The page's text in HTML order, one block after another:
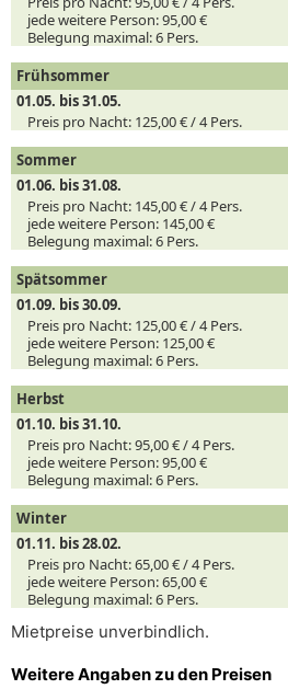
jede weitere Person:95,00 €
Belegung maximal:6 Pers.
Frühsommer
01.05. bis 31.05.
Preis pro Nacht: 125,00 € /4Pers.
Sommer
01.06. bis 31.08.
Preis pro Nacht: 145,00 € /4Pers.
jede weitere Person: 145,00 €
Belegung maximal:6 Pers.
Spätsommer
01.09. bis 30.09.
Preis pro Nacht: 125,00 € /4Pers.
jede weitere Person: 125,00 €
Belegung maximal:6 Pers.
Herbst
01.10. bis 31.10.
Preis pro Nacht:95,00 € /4Pers.
jede weitere Person:95,00 €
Belegung maximal:6 Pers.
Winter
01.11. bis 28.02.
Preis pro Nacht:65,00 € /4Pers.
jede weitere Person:65,00 €
Belegung maximal:6 Pers.
Mietpreise unverbindlich.
Weitere Angaben zu den Preisen